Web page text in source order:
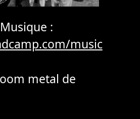
Musique :
music
metal de